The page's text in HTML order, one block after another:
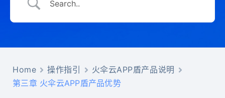
Home 操作指引
火伞云APP盾产品说明
第三章 火伞云APP盾产品优势